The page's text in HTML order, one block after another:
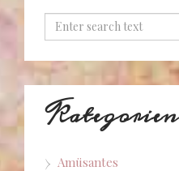
Kategorien
Amüsantes